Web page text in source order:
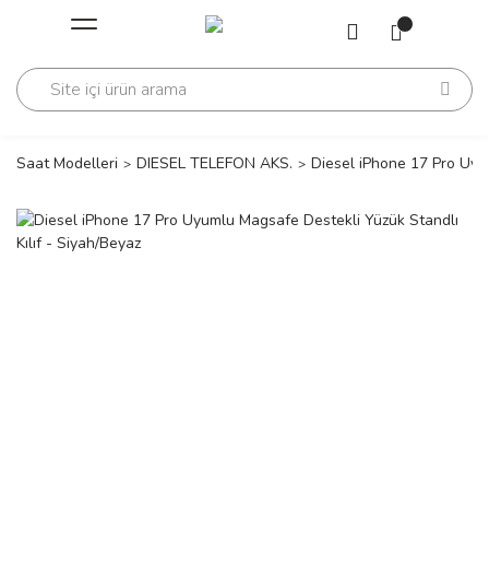
Geri Dön
Geri Dön
Saat Modelleri DIESEL TELEFON AKS. Diesel iPhone 17 Pro